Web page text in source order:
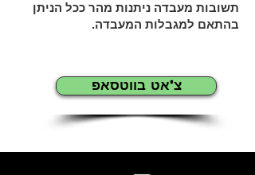
תשובות מעבדה ניתנות מהר ככל הניתן
בהתאם למגבלות המעבדה.
צ'אט בווטסאפ